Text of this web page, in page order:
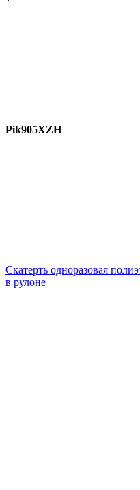
Pik905XZH
Скатерть одноразовая
в рулоне